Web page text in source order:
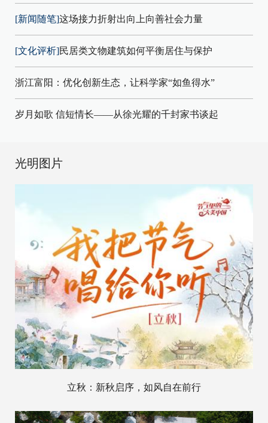
[新闻随笔]这场接力折射出向上向善社会力量
[文化评析]民居类文物建筑如何平衡居住与保护
浙江富阳：优化创新生态，让科学家“如鱼得水”
岁月如歌 信短情长——从徐光耀的千封家书谈起
光明图片
立秋：新秋启序，如风自在前行